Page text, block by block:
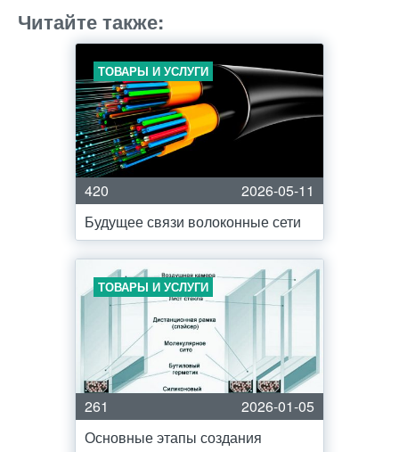
Читайте также:
ТОВАРЫ И УСЛУГИ
420
2026-05-11
Будущее связи волоконные сети
ТОВАРЫ И УСЛУГИ
261
2026-01-05
Основные этапы создания